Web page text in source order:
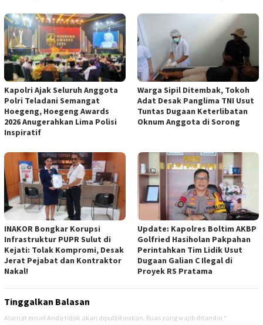
Kapolri Ajak Seluruh Anggota
Polri Teladani Semangat
Hoegeng, Hoegeng Awards
2026 Anugerahkan Lima Polisi
Inspiratif
Warga Sipil Ditembak, Tokoh
Adat Desak Panglima TNI Usut
Tuntas Dugaan Keterlibatan
Oknum Anggota di Sorong
INAKOR Bongkar Korupsi
Infrastruktur PUPR Sulut di
Kejati: Tolak Kompromi, Desak
Jerat Pejabat dan Kontraktor
Nakal!
Update: Kapolres Boltim AKBP
Golfried Hasiholan Pakpahan
Perintahkan Tim Lidik Usut
Dugaan Galian C Ilegal di
Proyek RS Pratama
Tinggalkan Balasan
Alamat email Anda tidak akan dipublikasikan. Ruas yang wajib ditandai *